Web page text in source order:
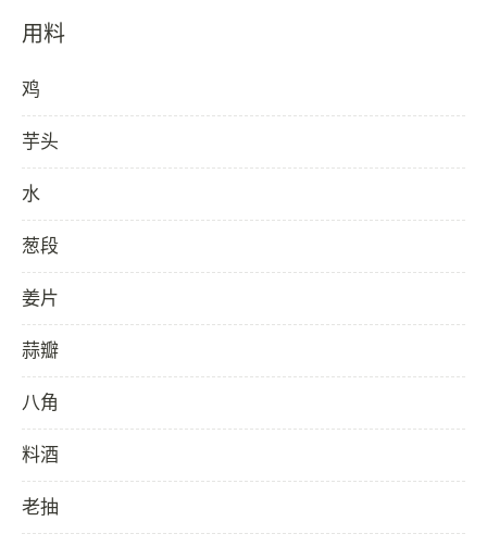
用料
鸡
芋头
水
葱段
姜片
蒜瓣
八角
料酒
老抽